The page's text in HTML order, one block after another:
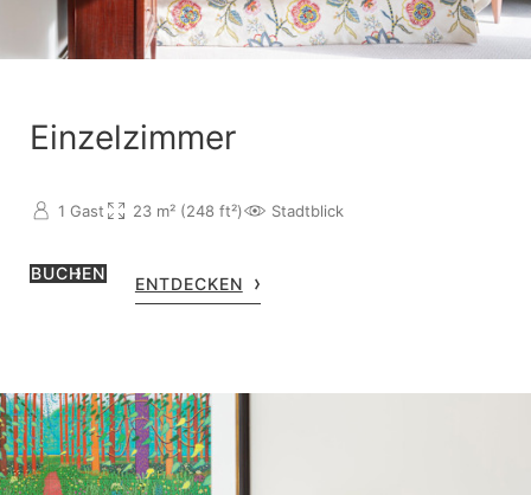
Einzelzimmer
1 Gast 23 m² (248 ft²) Stadtblick
BUCHEN
ENTDECKEN